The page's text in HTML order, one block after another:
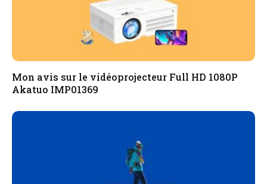
Mon avis sur le vidéoprojecteur Full HD 1080P
Akatuo ‎IMP01369